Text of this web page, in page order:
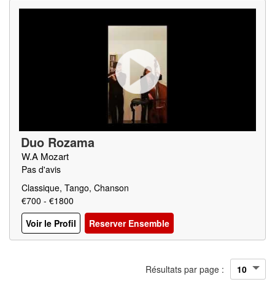
Duo Rozama
W.A Mozart
Pas d'avis
Classique, Tango, Chanson
€700 - €1800
Voir le Profil
Reserver Ensemble
Résultats par page :